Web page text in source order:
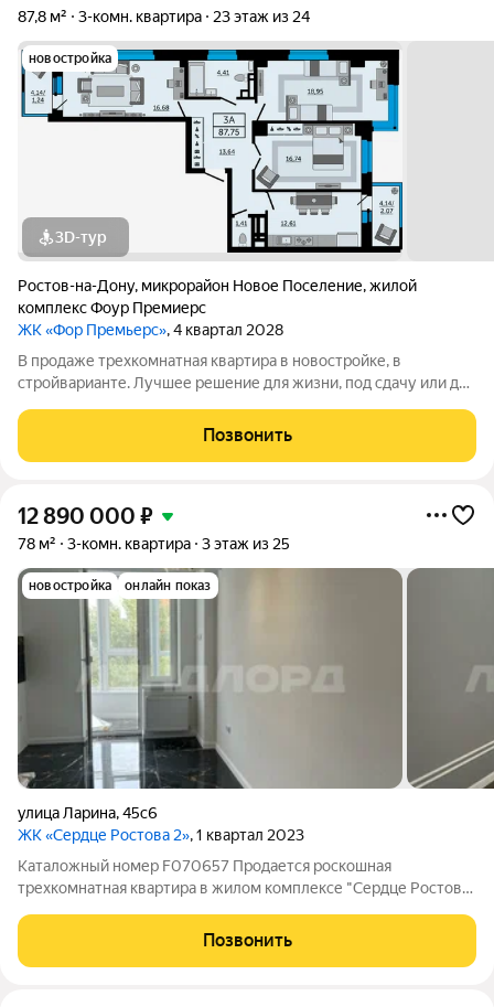
87,8 м²
3-комн. квартира 23 этаж из 24
новостройка
3D-тур
Ростов-на-Дону, микрорайон Новое Поселение,жилой
комплекс Фоур Премиерс
ЖК «Фор Премьерс», 4 квартал 2028
В продаже трехкомнатная квартира в новостройке, в
стройварианте. Лучшее решение для жизни, под сдачу или для
есть всё необходимое для жизни: просторная комната с
углублением, которое можно
Позвонить
12 890 000 ₽
78 м² 3-комн. квартира 3 этаж из 25
новостройка онлайн показ
улица Ларина,45с6
ЖК «Сердце Ростова 2», 1 квартал 2023
Каталожный номер F070657 Продается роскошная
трехкомнатная квартира в жилом комплексе "Сердце Ростова
качеством жизни? Эта квартира идеально подходит для вас!
Особенности квартиры: Элитный ремонт:
Позвонить